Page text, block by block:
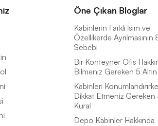
Öne Çıkan Bloglar
Kabinlerin Farklı İsim ve
Özellikerde Ayrılmasının
Sebebi
Bir Konteyner Ofis
Bilmeniz Gereken 5
Kabinleri
Dikkat Etmeniz Gereken
Kural
Depo Kabinler Hakkında